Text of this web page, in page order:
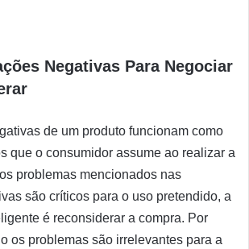
Negativas Para Negociar
de um produto funcionam como
que o consumidor assume ao realizar a
problemas mencionados nas
são críticos para o uso pretendido, a
é reconsiderar a compra. Por
os problemas são irrelevantes para a